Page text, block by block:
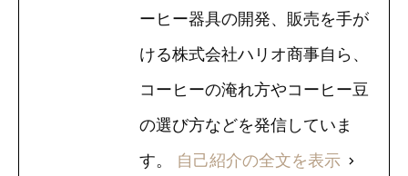
ーヒー器具の開発、販売を手が
ける株式会社ハリオ商事自ら、
コーヒーの淹れ方やコーヒー豆
の選び方などを発信していま
す。 自己紹介の全文を表示